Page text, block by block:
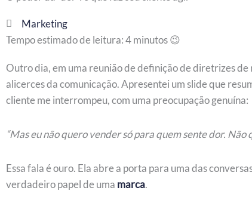
Marketing
Tempo estimado de leitura:4minutos 😉
Outro dia, em uma reunião de definição de diretrizes
alicerces da comunicação. Apresentei um slide que
cliente me interrompeu, com uma preocupação genuína:
“Mas eu não quero vender só para quem sente dor.
Essa fala é ouro. Ela abre a porta para uma das
verdadeiro papel de uma marca.